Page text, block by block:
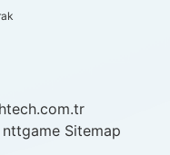
nttgame Sitemap